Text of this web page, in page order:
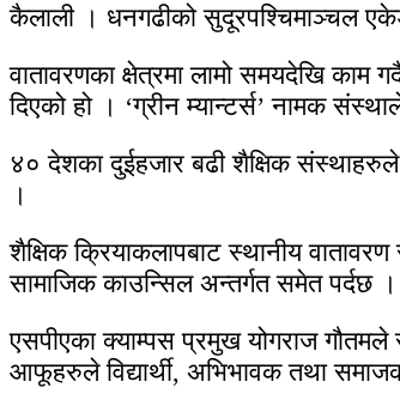
कैलाली । धनगढीको सुदूरपश्चिमाञ्चल
वातावरणका क्षेत्रमा लामो समयदेखि काम
दिएको हो । ‘ग्रीन म्यान्टर्स’ नामक
४० देशका दुईहजार बढी शैक्षिक संस्थाहरुले
।
शैक्षिक क्रियाकलापबाट स्थानीय
सामाजिक काउन्सिल अन्तर्गत समेत पर्दछ ।
एसपीएका क्याम्पस प्रमुख योगराज गौतमले
आफूहरुले विद्यार्थी, अभिभावक तथा